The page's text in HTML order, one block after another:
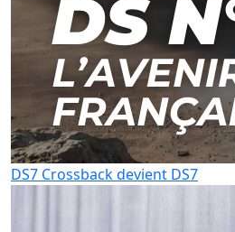
DS7 Crossback devient DS7